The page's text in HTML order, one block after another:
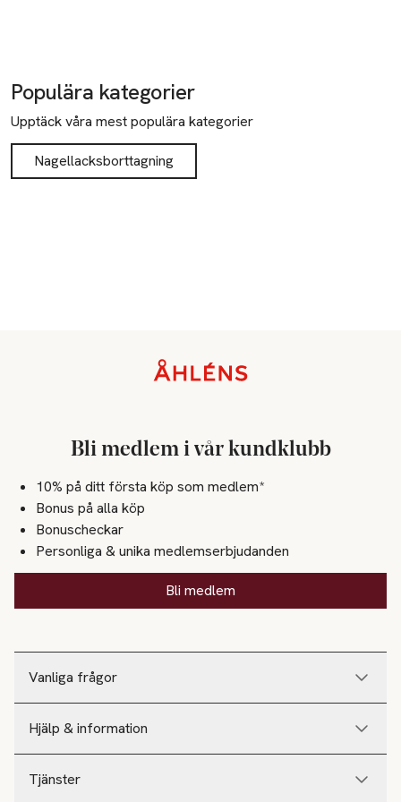
Populära kategorier
Upptäck våra mest populära kategorier
Nagellacksborttagning
Vanliga frågor
Hjälp & information
Tjänster
Bli medlem i vår kundklubb
10% på ditt första köp som medlem*
Bonus på alla köp
Bonuscheckar
Personliga & unika medlemserbjudanden
Bli medlem